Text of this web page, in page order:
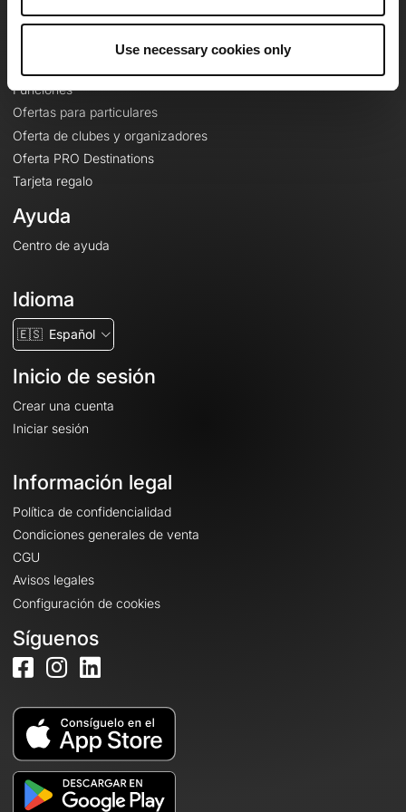
Use necessary cookies only
Funciones
Ofertas para particulares
Oferta de clubes y organizadores
Oferta PRO Destinations
Tarjeta regalo
Ayuda
Centro de ayuda
Idioma
🇪🇸 Español
Inicio de sesión
Crear una cuenta
Iniciar sesión
Información legal
Política de confidencialidad
Condiciones generales de venta
CGU
Avisos legales
Configuración de cookies
Síguenos